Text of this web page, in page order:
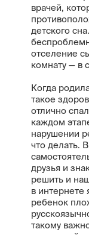
врачей,
детского
отселение
комнату — в
Когда
такое
отлично
каждом
нарушении
что делать.
друзья и
решить и
в
ребенок
такому